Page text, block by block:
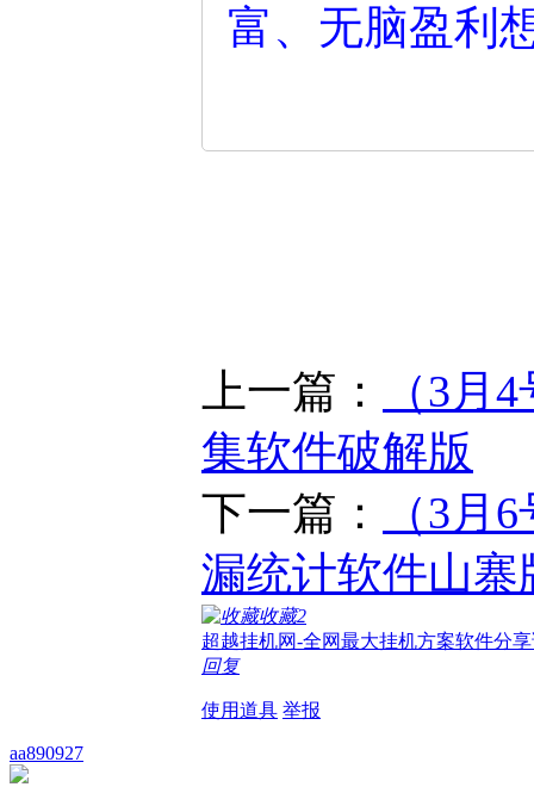
富、无脑盈利
上一篇：
（3月
集软件破解版
下一篇：
（3月
漏统计软件山寨
收藏2
超越挂机网-全网最大挂机方案软件分
回复
使用道具 举报
aa890927